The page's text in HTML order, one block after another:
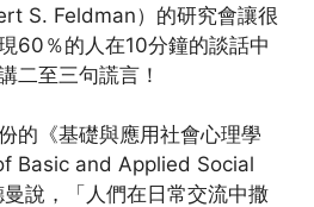
S. Feldman）的研究會讓很
60％的人在10分鐘的談話中
二至三句謊言！
的《基礎與應用社會心理學
Basic and Applied Social
說，「人們在日常交流中撒